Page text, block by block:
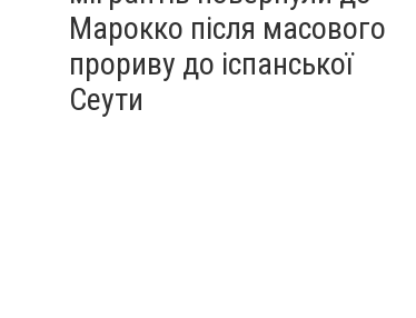
Марокко після масового
прориву до іспанської
Сеути